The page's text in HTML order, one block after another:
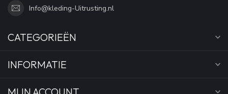
Info@kleding-Uitrusting.nl
CATEGORIEËN
INFORMATIE